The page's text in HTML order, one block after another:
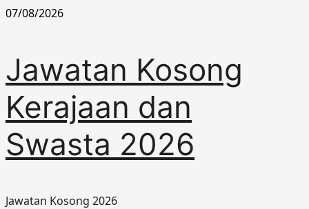
Skip
07/08/2026
Jawatan Kosong
Kerajaan dan
Swasta 2026
Jawatan Kosong 2026